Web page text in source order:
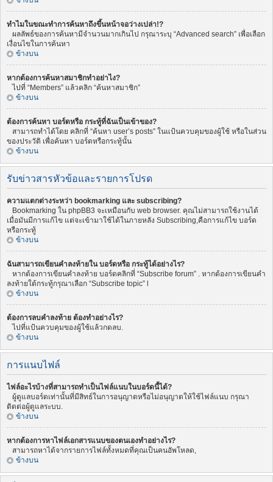
ทำไมในขณะทำการค้นหาถึงขึ้นหน้าจอว่างเปล่า!?
ผลลัพธ์ของการค้นหามีจำนวนมากเกินไป กรุณาระบุ “Advanced search” เพื่อเลือก
เงื่อนไขในการค้นหา
ข้างบน
หากต้องการค้นหาสมาชิกทำอย่าไง?
ไปที่ “Members” แล้วคลิก “ค้นหาสมาชิก”
ข้างบน
ต้องการค้นหา บอร์ดหรือ กระทู้ที่ฉันเป็นเข้าของ?
สามารถทำได้โดย คลิกที่ “ค้นหา user’s posts” ในแป้นควบคุมของผู้ใช้ หรือในส่วน
ของประวัติ เพื่อค้นหา บอร์ดหรือกระทู้นั้น
ข้างบน
รับข่าวสารหัวข้อและรายการโปรด
ความแตกต่างระหว่า bookmarking และ subscribing?
Bookmarking ใน phpBB3 จะเหมือนกับ web browser. คุณไม่สามารถใช้งานได้
เมื่อมันมีการแก้ไข แต่จะเข้ามาใช้ได้ในภายหลัง Subscribing,คือการแก้ไข บอร์ด
หรือกระทู้
ข้างบน
ฉันสามารถเขียนคำลงท้ายใน บอร์ดหรือ กระทู้ได้อย่างไร?
หากต้องการเขียนคำลงท้าย บอร์ดคลิกที่ “Subscribe forum” . หากต้องการเขียนคำ
ลงท้ายใต้กระทู้กรุณาเลือก “Subscribe topic” l
ข้างบน
ต้องการลบคำลงท้าย ต้องทำอย่างไร?
ไปที่แป้นควบคุมของผู้ใช้แล้วกดลบ.
ข้างบน
การแนบไฟล์
ไฟล์อะไรบ้างที่สามารถทำเป็นไฟล์แนบในบอร์ดนี้ได้?
ผู้ดูแลบอร์ดเท่านั้นที่มีสิทธ์ในการอนุญาตหรือไม่อนุญาตให้ใช้ไฟล์แนบ กรุณา
ติดต่อผู้ดูแลระบบ.
ข้างบน
หากต้องการหาไฟล์เอกสารแนบของตนเองทำอย่างไร?
สามารถหาได้จากรายการไฟล์ทั้งหมดที่คุณเป็นคนอัพโหลด,
ข้างบน